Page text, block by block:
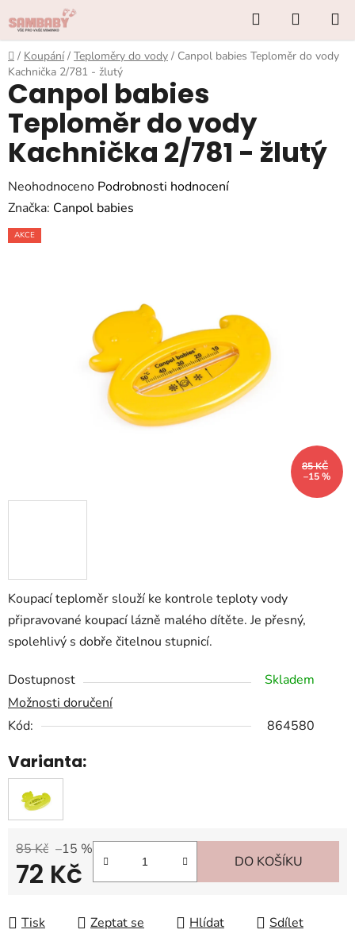
na
obsah
Hledat
KOŠÍK
Domů
/ Koupání / Teploměry do vody / Canpol babies Teploměr do vody
Kachnička 2/781 - žlutý
Koupací teploměr slouží ke kontrole teploty vody
připravované koupací lázně malého dítěte. Je přesný,
spolehlivý s dobře čitelnou stupnicí.
Dostupnost
Skladem
Možnosti doručení
Kód:
864580
Varianta:
85 Kč –15 %
72 Kč DO KOŠÍKU
Tisk Zeptat se Hlídat Sdílet
Canpol babies
Teploměr do vody
Kachnička 2/781 - žlutý
Průměrné
hodnocení
produktu
Neohodnoceno Podrobnosti hodnocení
Značka: Canpol babies
AKCE
85 KČ
–15 %